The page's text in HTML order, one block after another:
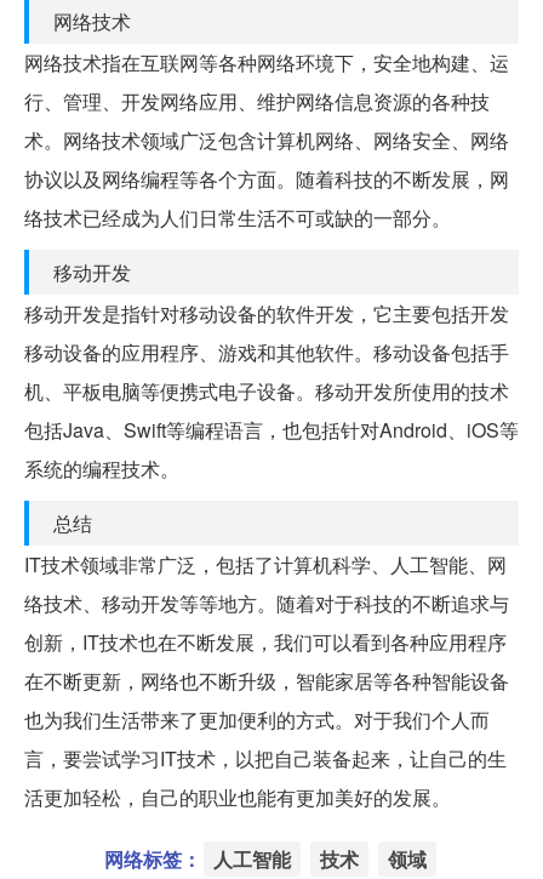
网络技术
网络技术指在互联网等各种网络环境下，安全地构建、运
行、管理、开发网络应用、维护网络信息资源的各种技
术。网络技术领域广泛包含计算机网络、网络安全、网络
协议以及网络编程等各个方面。随着科技的不断发展，网
络技术已经成为人们日常生活不可或缺的一部分。
移动开发
移动开发是指针对移动设备的软件开发，它主要包括开发
移动设备的应用程序、游戏和其他软件。移动设备包括手
机、平板电脑等便携式电子设备。移动开发所使用的技术
包括Java、Swift等编程语言，也包括针对Android、iOS等
系统的编程技术。
总结
IT技术领域非常广泛，包括了计算机科学、人工智能、网
络技术、移动开发等等地方。随着对于科技的不断追求与
创新，IT技术也在不断发展，我们可以看到各种应用程序
在不断更新，网络也不断升级，智能家居等各种智能设备
也为我们生活带来了更加便利的方式。对于我们个人而
言，要尝试学习IT技术，以把自己装备起来，让自己的生
活更加轻松，自己的职业也能有更加美好的发展。
网络标签： 人工智能 技术 领域